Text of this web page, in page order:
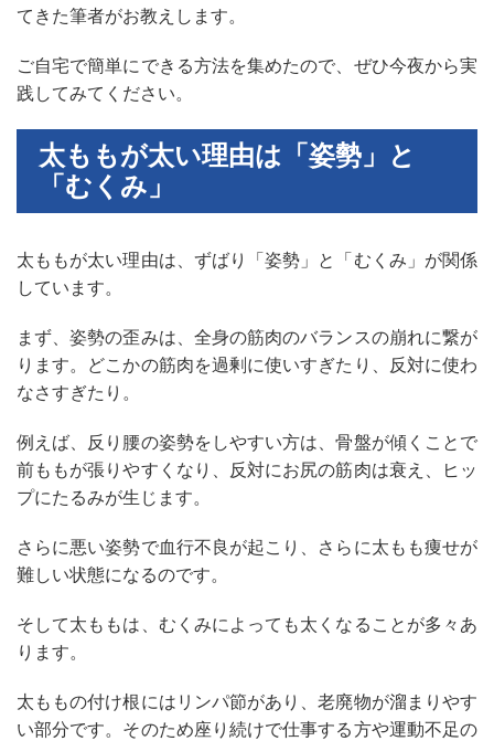
てきた筆者がお教えします。
ご自宅で簡単にできる方法を集めたので、ぜひ今夜から実
践してみてください。
太ももが太い理由は「姿勢」と
「むくみ」
太ももが太い理由は、ずばり「姿勢」と「むくみ」が関係
しています。
まず、姿勢の歪みは、全身の筋肉のバランスの崩れに繋が
ります。どこかの筋肉を過剰に使いすぎたり、反対に使わ
なさすぎたり。
例えば、反り腰の姿勢をしやすい方は、骨盤が傾くことで
前ももが張りやすくなり、反対にお尻の筋肉は衰え、ヒッ
プにたるみが生じます。
さらに悪い姿勢で血行不良が起こり、さらに太もも痩せが
難しい状態になるのです。
そして太ももは、むくみによっても太くなることが多々あ
ります。
太ももの付け根にはリンパ節があり、老廃物が溜まりやす
い部分です。そのため座り続けで仕事する方や運動不足の